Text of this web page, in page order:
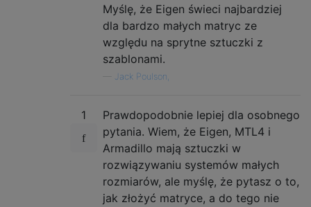
Myślę, że Eigen świeci najbardziej
dla bardzo małych matryc ze
względu na sprytne sztuczki z
szablonami.
Jack Poulson,
1
Prawdopodobnie lepiej dla osobnego
pytania. Wiem, że Eigen, MTL4 i
Armadillo mają sztuczki w
rozwiązywaniu systemów małych
rozmiarów, ale myślę, że pytasz o to,
jak złożyć matryce, a do tego nie